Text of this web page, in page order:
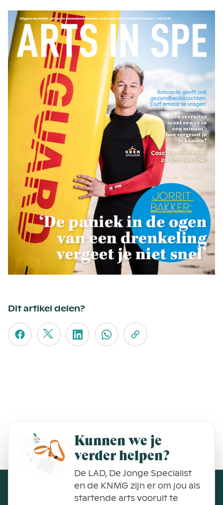
Dit artikel delen?
Kunnen we je
verder helpen?
De LAD, De Jonge Specialist
en de KNMG zijn er om jou als
startende arts vooruit te